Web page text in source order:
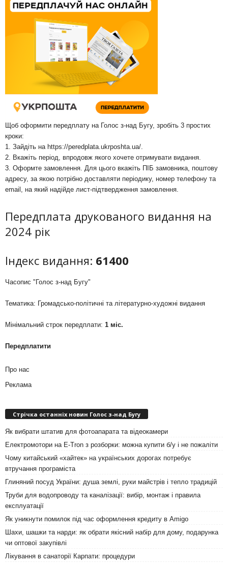
Щоб оформити передплату на Голос з-над Бугу, зробіть 3 простих
кроки:
1. Зайдіть на https://peredplata.ukrposhta.ua/
2. Вкажіть період, впродовж якого хочете отримувати видання.
3. Оформте замовлення. Для цього вкажіть ПІБ замовника, поштову
адресу, за якою потрібно доставляти періодику, номер телефону та
email, на який надійде лист-підтвердження замовлення.
Передплата друкованого видання на
2024 рік
Індекс видання: 61400
Часопис "Голос з-над Бугу"
Тематика: Громадсько-політичні та літературно-художні видання
Мінімальний строк передплати: 1 міс.
Передплатити
Про нас
Реклама
Стрічка останніх новин Голос з-над Бугу
Як вибрати штатив для фотоапарата та відеокамери
Електромотори на E-Tron з розборки: можна купити б/у і не пожаліти
Чому китайський «хайтек» на українських дорогах потребує
втручання програміста
Глиняний посуд України: душа землі, руки майстрів і тепло традицій
Труби для водопроводу та каналізації: вибір, монтаж і правила
експлуатації
Як уникнути помилок під час оформлення кредиту в Amigo
Шахи, шашки та нарди: як обрати якісний набір для дому, подарунка
чи оптової закупівлі
Лікування в санаторії Карпати: процедури